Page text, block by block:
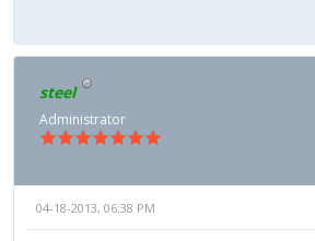
steel
Administrator
04-18-2013, 06:38 PM